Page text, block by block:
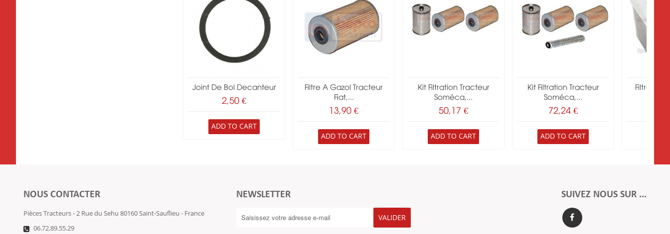
Joint De Bol Decanteur
2,50 €
ADD TO CART
Filtre A Gazol Tracteur
Fiat,...
13,90 €
ADD TO CART
Kit Filtration Tracteur
Soméca,...
50,17 €
ADD TO CART
Kit Filtration Tracteur
Soméca,...
72,24 €
ADD TO CART
Filtre
NOUS CONTACTER
Pièces Tracteurs - 2 Rue du Sehu 80160 Saint-Sauflieu - France
06.72.89.55.29
NEWSLETTER
VALIDER
SUIVEZ NOUS SUR ...